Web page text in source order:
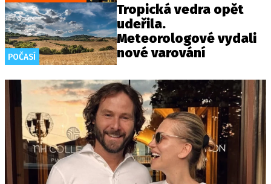
POČASÍ
Tropická vedra opět
udeřila.
Meteorologové vydali
nové varování